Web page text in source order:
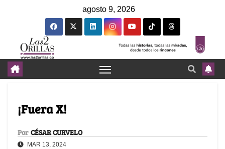
agosto 9, 2026
¡Fuera X!
Por CÉSAR CURVELO
MAR 13, 2024